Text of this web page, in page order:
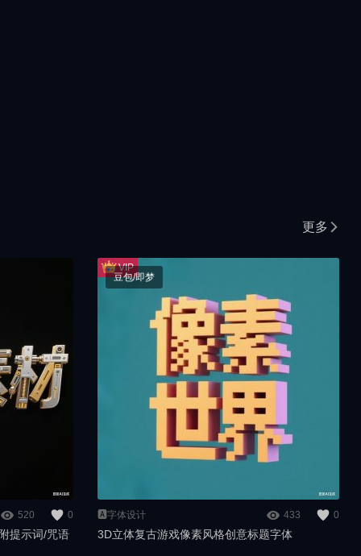
520 0
提示词/咒语
🅰️字体设计 433 0
3D立体复古游戏像素风格创意标题字体
豆包/即梦
更多